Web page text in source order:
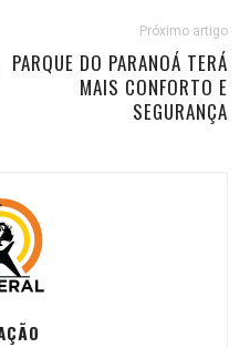
Próximo artigo
PARQUE DO PARANOÁ TERÁ
MAIS CONFORTO E
SEGURANÇA